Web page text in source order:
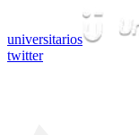
universitarios
twitter